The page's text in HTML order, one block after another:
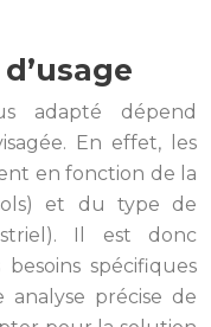
adapté dépend
En effet, les
en fonction de la
et du type de
Il est donc
spécifiques
précise de